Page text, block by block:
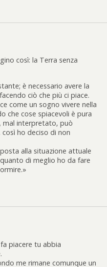
così: la Terra senza
è necessario avere la
ciò che più ci piace.
come un sogno vivere nella
che cose spiacevoli è pura
mal interpretato, può
ho deciso di non
alla situazione attuale
di meglio ho da fare
piacere tu abbia
me rimane comunque un